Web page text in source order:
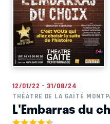
12/01/22 - 31/08/24
THÉÂTRE DE LA GAÎTÉ
L'Embarras du